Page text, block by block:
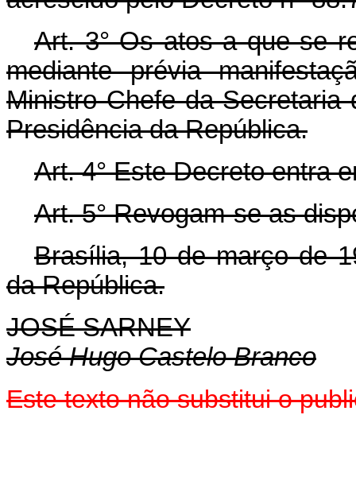
Art.3° Os atos a que se
mediante prévia
Ministro Chefe da Secretaria
Presidência da República.
Art.4° Este Decreto entra
Art.5° Revogam-se as
Brasília, 10 de março de
da República.
JOSÉ SARNEY
José Hugo Castelo Branco
Este texto não substitui o